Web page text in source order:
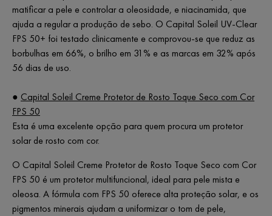
matificar a pele e controlar a oleosidade, e niacinamida, que
ajuda a regular a produção de sebo. O Capital Soleil UV-Clear
FPS 50+ foi testado clinicamente e comprovou-se que reduz as
borbulhas em 66%, o brilho em 31% e as marcas em 32% após
56 dias de uso.
● Capital Soleil Creme Protetor de Rosto Toque Seco com Cor
FPS 50
Esta é uma excelente opção para quem procura um protetor
solar de rosto com cor.
O Capital Soleil Creme Protetor de Rosto Toque Seco com Cor
FPS 50 é um protetor multifuncional, ideal para pele mista e
oleosa. A fórmula com FPS 50 oferece alta proteção solar, e os
pigmentos minerais ajudam a uniformizar o tom de pele,